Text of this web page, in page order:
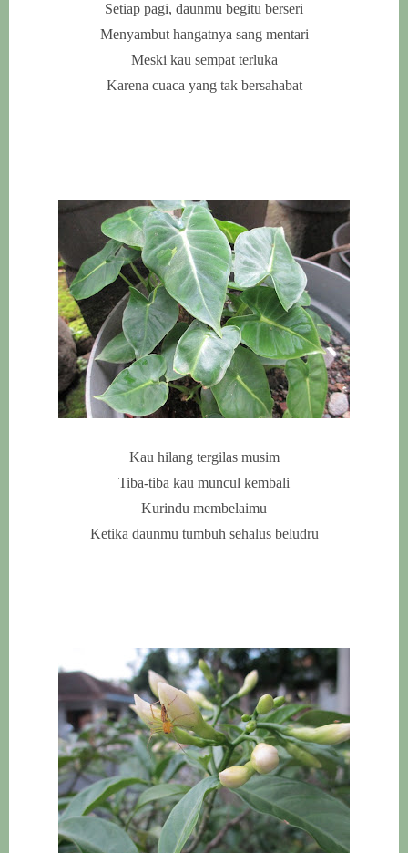
Setiap pagi, daunmu begitu berseri
Menyambut hangatnya sang mentari
Meski kau sempat terluka
Karena cuaca yang tak bersahabat
Kau hilang tergilas musim
Tiba-tiba kau muncul kembali
Kurindu membelaimu
Ketika daunmu tumbuh sehalus beludru